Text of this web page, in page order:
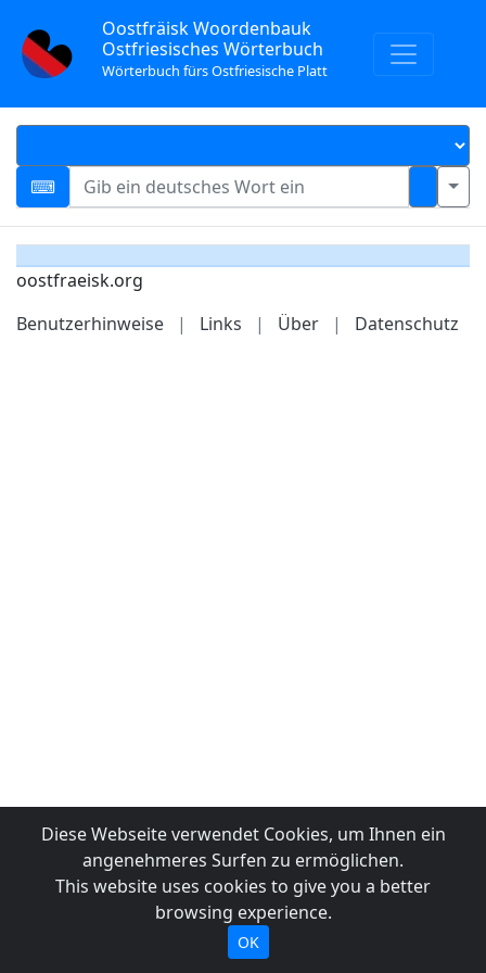
Oostfräisk Woordenbauk
Ostfriesisches Wörterbuch
Wörterbuch fürs Ostfriesische Platt
oostfraeisk.org
Benutzerhinweise
| Links | Über | Datenschutz
Diese Webseite verwendet Cookies, um Ihnen ein
angenehmeres Surfen zu ermöglichen.
This website uses cookies to give you a better
browsing experience.
OK